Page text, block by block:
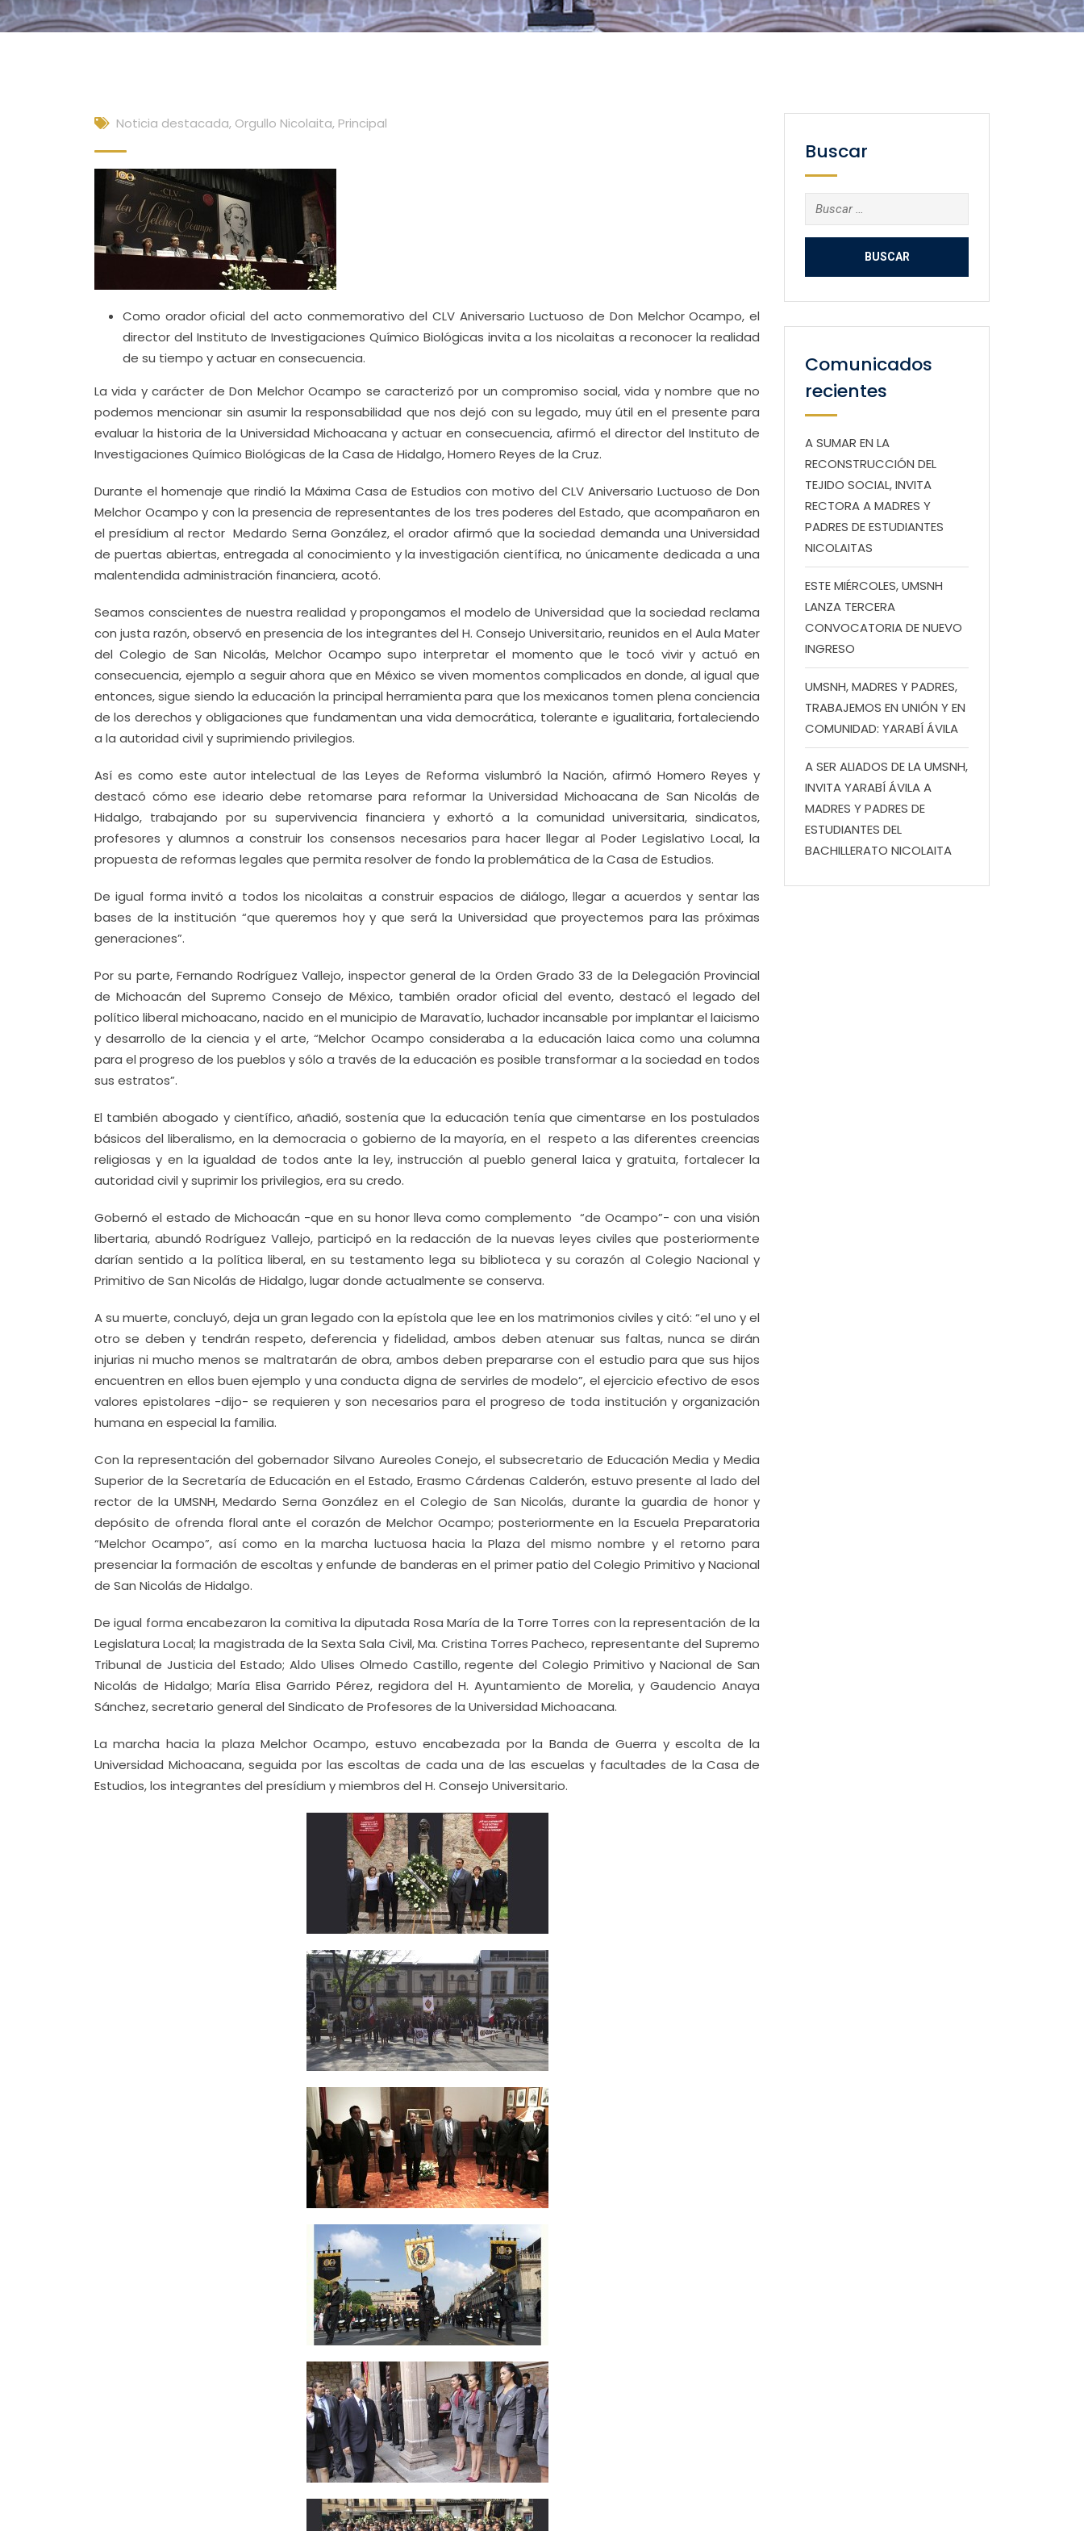
Noticia destacada, Orgullo Nicolaita, Principal
Como orador oficial del acto conmemorativo del CLV Aniversario Luctuoso de Don Melchor Ocampo, el
director del Instituto de Investigaciones Químico Biológicas invita a los nicolaitas a reconocer la realidad
de su tiempo y actuar en consecuencia.
La vida y carácter de Don Melchor Ocampo se caracterizó por un compromiso social, vida y nombre que no
podemos mencionar sin asumir la responsabilidad que nos dejó con su legado, muy útil en el presente para
evaluar la historia de la Universidad Michoacana y actuar en consecuencia, afirmó el director del Instituto de
Investigaciones Químico Biológicas de la Casa de Hidalgo, Homero Reyes de la Cruz.
Durante el homenaje que rindió la Máxima Casa de Estudios con motivo del CLV Aniversario Luctuoso de Don
Melchor Ocampo y con la presencia de representantes de los tres poderes del Estado, que acompañaron en
el presídium al rector Medardo Serna González, el orador afirmó que la sociedad demanda una Universidad
de puertas abiertas, entregada al conocimiento y la investigación científica, no únicamente dedicada a una
malentendida administración financiera, acotó.
Seamos conscientes de nuestra realidad y propongamos el modelo de Universidad que la sociedad reclama
con justa razón, observó en presencia de los integrantes del H. Consejo Universitario, reunidos en el Aula Mater
del Colegio de San Nicolás, Melchor Ocampo supo interpretar el momento que le tocó vivir y actuó en
consecuencia, ejemplo a seguir ahora que en México se viven momentos complicados en donde, al igual que
entonces, sigue siendo la educación la principal herramienta para que los mexicanos tomen plena conciencia
de los derechos y obligaciones que fundamentan una vida democrática, tolerante e igualitaria, fortaleciendo
a la autoridad civil y suprimiendo privilegios.
Así es como este autor intelectual de las Leyes de Reforma vislumbró la Nación, afirmó Homero Reyes y
destacó cómo ese ideario debe retomarse para reformar la Universidad Michoacana de San Nicolás de
Hidalgo, trabajando por su supervivencia financiera y exhortó a la comunidad universitaria, sindicatos,
profesores y alumnos a construir los consensos necesarios para hacer llegar al Poder Legislativo Local, la
propuesta de reformas legales que permita resolver de fondo la problemática de la Casa de Estudios.
De igual forma invitó a todos los nicolaitas a construir espacios de diálogo, llegar a acuerdos y sentar las
bases de la institución “que queremos hoy y que será la Universidad que proyectemos para las próximas
generaciones”.
Por su parte, Fernando Rodríguez Vallejo, inspector general de la Orden Grado 33 de la Delegación Provincial
de Michoacán del Supremo Consejo de México, también orador oficial del evento, destacó el legado del
político liberal michoacano, nacido en el municipio de Maravatío, luchador incansable por implantar el laicismo
y desarrollo de la ciencia y el arte, “Melchor Ocampo consideraba a la educación laica como una columna
para el progreso de los pueblos y sólo a través de la educación es posible transformar a la sociedad en todos
sus estratos”.
El también abogado y científico, añadió, sostenía que la educación tenía que cimentarse en los postulados
básicos del liberalismo, en la democracia o gobierno de la mayoría, en el respeto a las diferentes creencias
religiosas y en la igualdad de todos ante la ley, instrucción al pueblo general laica y gratuita, fortalecer la
autoridad civil y suprimir los privilegios, era su credo.
Gobernó el estado de Michoacán -que en su honor lleva como complemento “de Ocampo”- con una visión
libertaria, abundó Rodríguez Vallejo, participó en la redacción de la nuevas leyes civiles que posteriormente
darían sentido a la política liberal, en su testamento lega su biblioteca y su corazón al Colegio Nacional y
Primitivo de San Nicolás de Hidalgo, lugar donde actualmente se conserva.
A su muerte, concluyó, deja un gran legado con la epístola que lee en los matrimonios civiles y citó: “el uno y el
otro se deben y tendrán respeto, deferencia y fidelidad, ambos deben atenuar sus faltas, nunca se dirán
injurias ni mucho menos se maltratarán de obra, ambos deben prepararse con el estudio para que sus hijos
encuentren en ellos buen ejemplo y una conducta digna de servirles de modelo”, el ejercicio efectivo de esos
valores epistolares -dijo- se requieren y son necesarios para el progreso de toda institución y organización
humana en especial la familia.
Con la representación del gobernador Silvano Aureoles Conejo, el subsecretario de Educación Media y Media
Superior de la Secretaría de Educación en el Estado, Erasmo Cárdenas Calderón, estuvo presente al lado del
rector de la UMSNH, Medardo Serna González en el Colegio de San Nicolás, durante la guardia de honor y
depósito de ofrenda floral ante el corazón de Melchor Ocampo; posteriormente en la Escuela Preparatoria
“Melchor Ocampo”, así como en la marcha luctuosa hacia la Plaza del mismo nombre y el retorno para
presenciar la formación de escoltas y enfunde de banderas en el primer patio del Colegio Primitivo y Nacional
de San Nicolás de Hidalgo.
De igual forma encabezaron la comitiva la diputada Rosa María de la Torre Torres con la representación de la
Legislatura Local; la magistrada de la Sexta Sala Civil, Ma. Cristina Torres Pacheco, representante del Supremo
Tribunal de Justicia del Estado; Aldo Ulises Olmedo Castillo, regente del Colegio Primitivo y Nacional de San
Nicolás de Hidalgo; María Elisa Garrido Pérez, regidora del H. Ayuntamiento de Morelia, y Gaudencio Anaya
Sánchez, secretario general del Sindicato de Profesores de la Universidad Michoacana.
La marcha hacia la plaza Melchor Ocampo, estuvo encabezada por la Banda de Guerra y escolta de la
Universidad Michoacana, seguida por las escoltas de cada una de las escuelas y facultades de la Casa de
Estudios, los integrantes del presídium y miembros del H. Consejo Universitario.
Buscar
Buscar:
Comunicados
recientes
A SUMAR EN LA
RECONSTRUCCIÓN DEL
TEJIDO SOCIAL, INVITA
RECTORA A MADRES Y
PADRES DE ESTUDIANTES
NICOLAITAS
ESTE MIÉRCOLES, UMSNH
LANZA TERCERA
CONVOCATORIA DE NUEVO
INGRESO
UMSNH, MADRES Y PADRES,
TRABAJEMOS EN UNIÓN Y EN
COMUNIDAD: YARABÍ ÁVILA
A SER ALIADOS DE LA UMSNH,
INVITA YARABÍ ÁVILA A
MADRES Y PADRES DE
ESTUDIANTES DEL
BACHILLERATO NICOLAITA